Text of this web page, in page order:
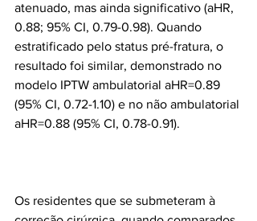
atenuado, mas ainda significativo (aHR,
0.88; 95% CI, 0.79-0.98). Quando
estratificado pelo status pré-fratura, o
resultado foi similar, demonstrado no
modelo IPTW ambulatorial aHR=0.89
(95% CI, 0.72-1.10) e no não ambulatorial
Os residentes que se submeteram à